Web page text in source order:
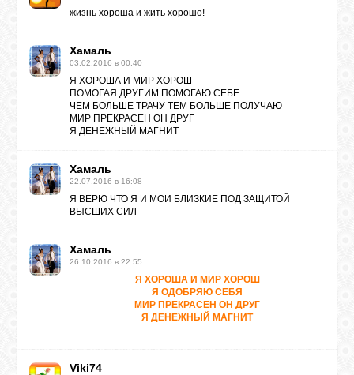
жизнь хороша и жить хорошо!
Хамаль
03.02.2016 в 00:40
Я ХОРОША И МИР ХОРОШ
ПОМОГАЯ ДРУГИМ ПОМОГАЮ СЕБЕ
ЧЕМ БОЛЬШЕ ТРАЧУ ТЕМ БОЛЬШЕ ПОЛУЧАЮ
МИР ПРЕКРАСЕН ОН ДРУГ
Я ДЕНЕЖНЫЙ МАГНИТ
Хамаль
22.07.2016 в 16:08
Я ВЕРЮ ЧТО Я И МОИ БЛИЗКИЕ ПОД ЗАЩИТОЙ
ВЫСШИХ СИЛ
Хамаль
26.10.2016 в 22:55
Я ХОРОША И МИР ХОРОШ
Я ОДОБРЯЮ СЕБЯ
МИР ПРЕКРАСЕН ОН ДРУГ
Я ДЕНЕЖНЫЙ МАГНИТ
Viki74